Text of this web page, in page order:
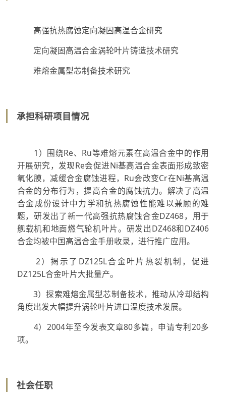
高强抗热腐蚀定向凝固高温合金研究
定向凝固高温合金涡轮叶片铸造技术研究
难熔金属型芯制备技术研究
承担科研项目情况
1）围绕Re、Ru等难熔元素在高温合金中的作用
开展研究，发现Re会促进Ni基高温合金表面形成致密
氧化膜，减缓合金腐蚀进程，Ru会改变Cr在Ni基高温
合金的分布行为，提高合金的腐蚀抗力。解决了高温
合金成份设计中力学和抗热腐蚀性能难以兼顾的难
题，研发出了新一代高强抗热腐蚀合金DZ468，用于
舰载机和地面燃气轮机叶片。研发出DZ468和DZ406
合金均被中国高温合金手册收录，进行推广应用。
2）揭示了DZ125L合金叶片热裂机制，促进
DZ125L合金叶片大批量产。
3）探索难熔金属型芯制备技术，推动从冷却结构
角度出发大幅提升涡轮叶片进口温度技术发展。
4）2004年至今发表文章80多篇，申请专利20多
项。
社会任职